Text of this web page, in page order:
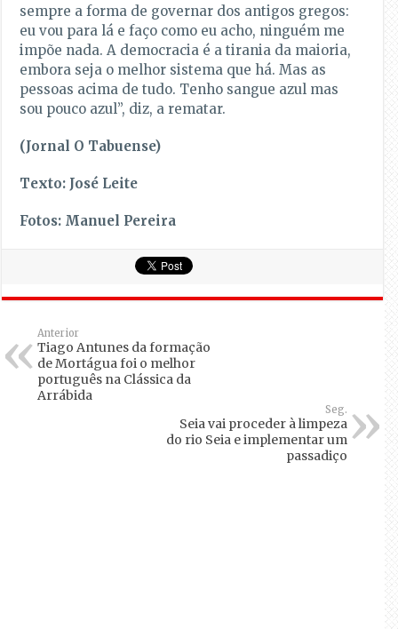
sempre a forma de governar dos antigos gregos:
eu vou para lá e faço como eu acho, ninguém me
impõe nada. A democracia é a tirania da maioria,
embora seja o melhor sistema que há. Mas as
pessoas acima de tudo. Tenho sangue azul mas
sou pouco azul”, diz, a rematar.
(Jornal O Tabuense)
Texto: José Leite
Fotos: Manuel Pereira
Anterior
Tiago Antunes da formação
de Mortágua foi o melhor
português na Clássica da
Arrábida
Seg.
Seia vai proceder à limpeza
do rio Seia e implementar um
passadiço